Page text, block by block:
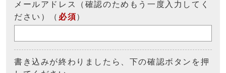
メールアドレス（確認のためもう一度入力してく
ださい）（ 必須）
書き込みが終わりましたら、下の確認ボタンを押